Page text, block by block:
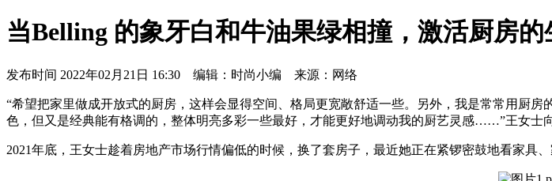
当Belling 的象牙白和牛油果绿相撞，激活厨房的
发布时间 2022年02月21日 16:30 编辑：时尚小编 来源：网络
“希望把家里做成开放式的厨房，这样会显得空间、格局更宽敞舒适一些。另外，我是常常用厨
色，但又是经典能有格调的，整体明亮多彩一些最好，才能更好地调动我的厨艺灵感……”王女士
2021年底，王女士趁着房地产市场行情偏低的时候，换了套房子，最近她正在紧锣密鼓地看家具